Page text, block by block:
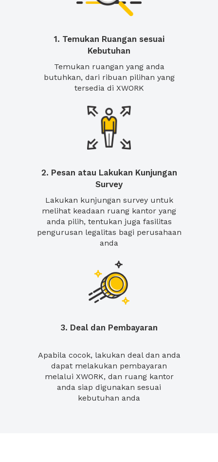
1. Temukan Ruangan sesuai
Kebutuhan
Temukan ruangan yang anda
butuhkan, dari ribuan pilihan yang
tersedia di XWORK
2. Pesan atau Lakukan Kunjungan
Survey
Lakukan kunjungan survey untuk
melihat keadaan ruang kantor yang
anda pilih, tentukan juga fasilitas
pengurusan legalitas bagi perusahaan
anda
3. Deal dan Pembayaran
Apabila cocok, lakukan deal dan anda
dapat melakukan pembayaran
melalui XWORK, dan ruang kantor
anda siap digunakan sesuai
kebutuhan anda